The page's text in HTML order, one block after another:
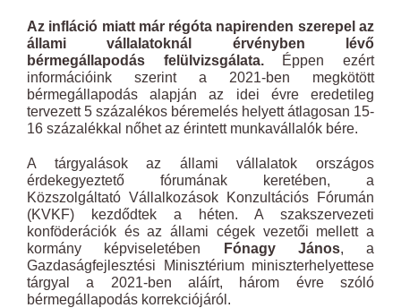
Az infláció miatt már régóta napirenden szerepel az
állami vállalatoknál érvényben lévő
bérmegállapodás felülvizsgálata.Éppen ezért
információink szerint a 2021-ben megkötött
bérmegállapodás alapján az idei évre eredetileg
tervezett 5 százalékos béremelés helyett átlagosan 15-
16 százalékkal nőhet az érintett munkavállalók bére.
A tárgyalások az állami vállalatok országos
érdekegyeztető fórumának keretében, a
Közszolgáltató Vállalkozások Konzultációs Fórumán
(KVKF) kezdődtek a héten. A szakszervezeti
konföderációk és az állami cégek vezetői mellett a
kormány képviseletében
Fónagy János, a
Gazdaságfejlesztési Minisztérium miniszterhelyettese
tárgyal a 2021-ben aláírt, három évre szóló
bérmegállapodás korrekciójáról.